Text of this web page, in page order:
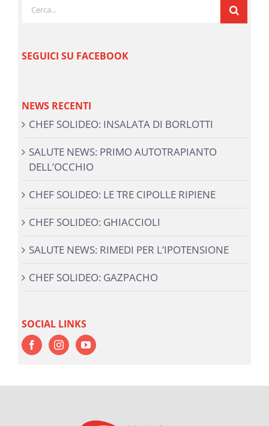
SEGUICI SU FACEBOOK
NEWS RECENTI
CHEF SOLIDEO: INSALATA DI BORLOTTI
SALUTE NEWS: PRIMO AUTOTRAPIANTO
DELL’OCCHIO
CHEF SOLIDEO: LE TRE CIPOLLE RIPIENE
CHEF SOLIDEO: GHIACCIOLI
SALUTE NEWS: RIMEDI PER L’IPOTENSIONE
CHEF SOLIDEO: GAZPACHO
SOCIAL LINKS